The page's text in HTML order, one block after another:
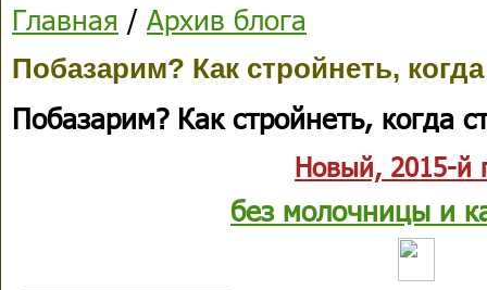
Главная / Архив блога
Побазарим? Как стройнеть,
Побазарим? Как стройнеть, когда
Новый, 2015-й
без молочницы и